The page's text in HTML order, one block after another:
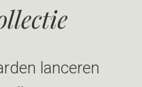
lanceren